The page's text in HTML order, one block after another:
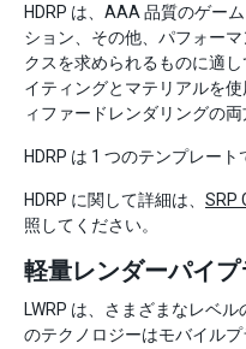
HDRP は、AAA 品質のゲー
ション、その他、パフォー
クスを求められるものに適
イティングとマテリアルを
ィファードレンダリングの両
HDRP は 1 つのテンプレート
HDRP に関して詳細は、 SRP
照してください。
軽量レンダーパイ
LWRP は、さまざまなレベ
のテクノロジーはモバイル